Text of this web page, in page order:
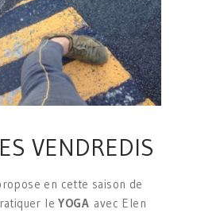
VENDREDIS
en cette saison de
leYOGA avec Elen